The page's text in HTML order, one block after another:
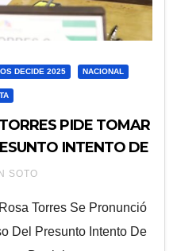
DECIDE 2025 NACIONAL
PIDE TOMAR
INTENTO DE
SOTO
Torres Se Pronunció
Del Presunto Intento De